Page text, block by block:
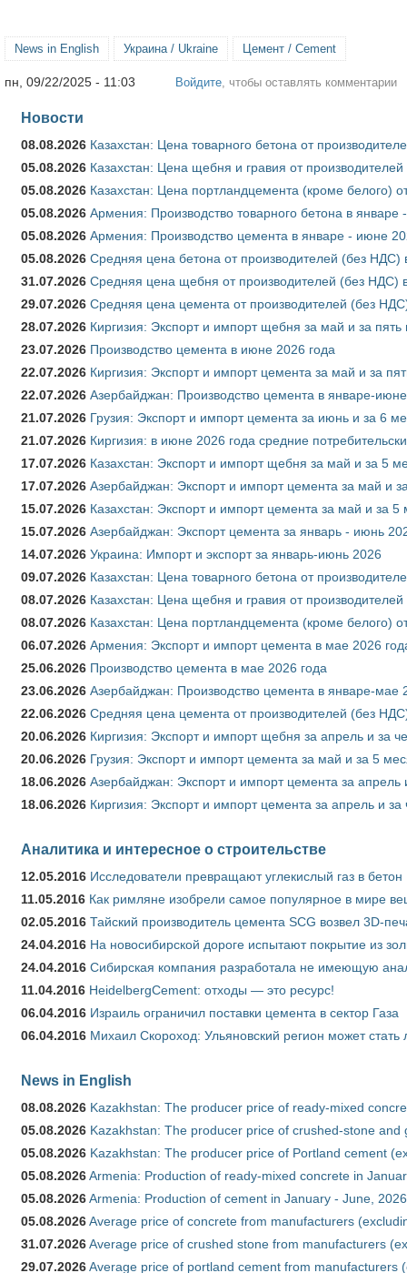
News in English Украина / Ukraine Цемент / Cement
пн, 09/22/2025 - 11:03 Войдите , чтобы оставлять комментарии
Новости
08.08.2026 Казахстан: Цена товарного бетона от
05.08.2026 Казахстан: Цена щебня и гравия от
05.08.2026 Казахстан: Цена портландцемента (кроме белого)
05.08.2026 Армения: Производство товарного бетона в январе
05.08.2026 Армения: Производство цемента в январе - июне
05.08.2026 Средняя цена бетона от производителей (без НДС)
31.07.2026 Средняя цена щебня от производителей (без НДС)
29.07.2026 Средняя цена цемента от производителей (без
28.07.2026 Киргизия: Экспорт и импорт щебня за май и за
23.07.2026 Производство цемента в июне 2026 года
22.07.2026 Киргизия: Экспорт и импорт цемента за май и за
22.07.2026 Азербайджан: Производство цемента в январе-
21.07.2026 Грузия: Экспорт и импорт цемента за июнь и за 6
21.07.2026 Киргизия: в июне 2026 года средние
17.07.2026 Казахстан: Экспорт и импорт щебня за май и за 5
17.07.2026 Азербайджан: Экспорт и импорт цемента за май и
15.07.2026 Казахстан: Экспорт и импорт цемента за май и за
15.07.2026 Азербайджан: Экспорт цемента за январь - июнь
14.07.2026 Украина: Импорт и экспорт за январь-июнь 2026
09.07.2026 Казахстан: Цена товарного бетона от
08.07.2026 Казахстан: Цена щебня и гравия от
08.07.2026 Казахстан: Цена портландцемента (кроме белого)
06.07.2026 Армения: Экспорт и импорт цемента в мае 2026
25.06.2026 Производство цемента в мае 2026 года
23.06.2026 Азербайджан: Производство цемента в январе-мае
22.06.2026 Средняя цена цемента от производителей (без
20.06.2026 Киргизия: Экспорт и импорт щебня за апрель и за
20.06.2026 Грузия: Экспорт и импорт цемента за май и за 5
18.06.2026 Азербайджан: Экспорт и импорт цемента за
18.06.2026 Киргизия: Экспорт и импорт цемента за апрель и
Аналитика и интересное о строительстве
12.05.2016 Исследователи превращают углекислый газ в бетон
11.05.2016 Как римляне изобрели самое популярное в мире
02.05.2016 Тайский производитель цемента SCG возвел 3D-
24.04.2016 На новосибирской дороге испытают покрытие из
24.04.2016 Сибирская компания разработала не имеющую
11.04.2016 HeidelbergCement: отходы — это ресурс!
06.04.2016 Израиль ограничил поставки цемента в сектор Газа
06.04.2016 Михаил Скороход: Ульяновский регион может
News in English
08.08.2026 Kazakhstan: The producer price of ready-mixed
05.08.2026 Kazakhstan: The producer price of crushed-stone and
05.08.2026 Kazakhstan: The producer price of Portland cement
05.08.2026Armenia: Production of ready-mixed concrete in
05.08.2026Armenia: Production of cement in January - June, 2026
05.08.2026Average price of concrete from manufacturers
31.07.2026Average price of crushed stone from manufacturers
29.07.2026Average price of portland cement from manufacturers